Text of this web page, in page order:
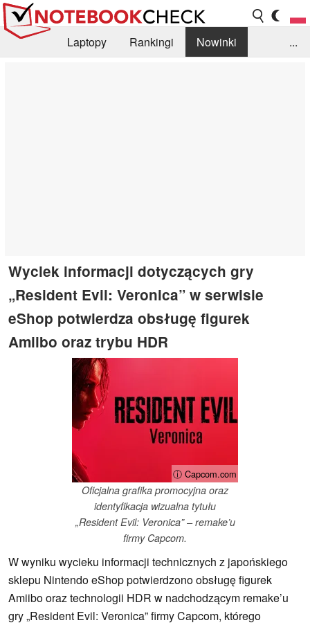
Laptopy Rankingi
Nowinki
...
Wyciek informacji dotyczących gry
„Resident Evil: Veronica” w serwisie
eShop potwierdza obsługę figurek
Amiibo oraz trybu HDR
ⓘ Capcom.com
Oficjalna grafika promocyjna oraz
identyfikacja wizualna tytułu
„Resident Evil: Veronica” – remake’u
firmy Capcom.
W wyniku wycieku informacji technicznych z japońskiego
sklepu Nintendo eShop potwierdzono obsługę figurek
Amiibo oraz technologii HDR w nadchodzącym remake’u
gry „Resident Evil: Veronica” firmy Capcom, którego